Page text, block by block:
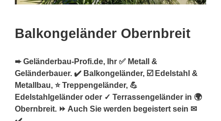
Balkongeländer Obernbreit
➨ Geländerbau-Profi.de, Ihr ✅ Metall &
Geländerbauer. ✔️ Balkongeländer, ☑️ Edelstahl &
Metallbau, ⭐ Treppengeländer, 💪
Edelstahlgeländer oder ✓ Terrassengeländer in 🌍
Obernbreit. ⏩ Auch Sie werden begeistert sein ✉